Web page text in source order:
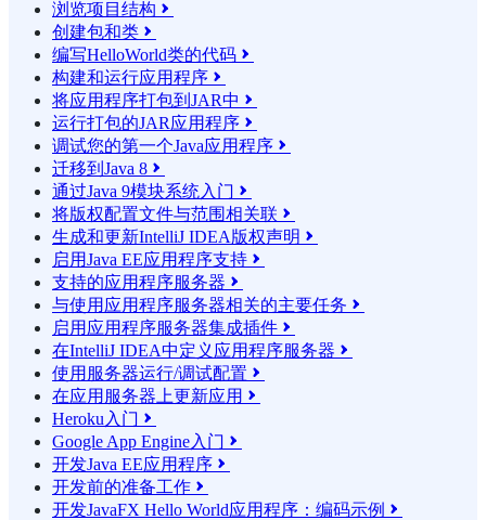
浏览项目结构 
创建包和类 
编写HelloWorld类的代码 
构建和运行应用程序 
将应用程序打包到JAR中 
运行打包的JAR应用程序 
调试您的第一个Java应用程序 
迁移到Java 8 
通过Java 9模块系统入门 
将版权配置文件与范围相关联 
生成和更新IntelliJ IDEA版权声明 
启用Java EE应用程序支持 
支持的应用程序服务器 
与使用应用程序服务器相关的主要任务 
启用应用程序服务器集成插件 
在IntelliJ IDEA中定义应用程序服务器 
使用服务器运行/调试配置 
在应用服务器上更新应用 
Heroku入门 
Google App Engine入门 
开发Java EE应用程序 
开发前的准备工作 
开发JavaFX Hello World应用程序：编码示例 